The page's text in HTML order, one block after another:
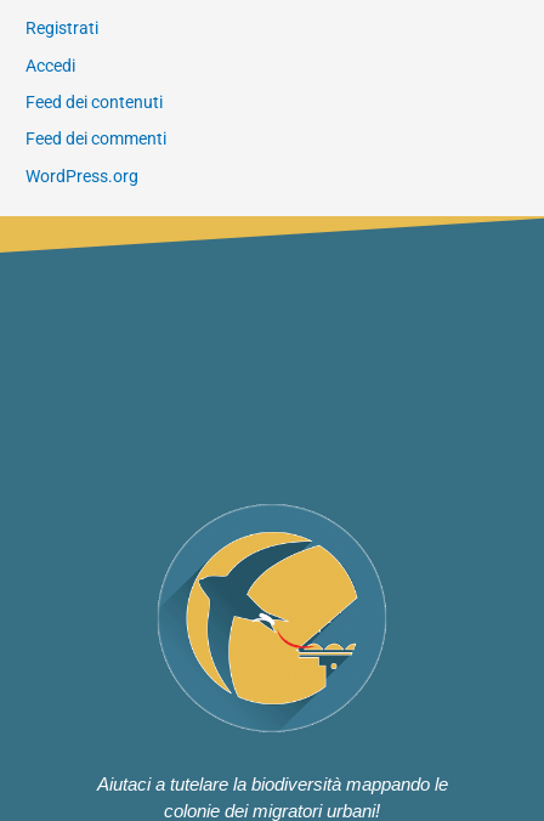
Registrati
Accedi
Feed dei contenuti
Feed dei commenti
WordPress.org
Aiutaci a tutelare la biodiversità mappando le
colonie dei migratori urbani!